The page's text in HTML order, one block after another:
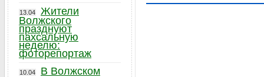
13.04
Жители
Волжского
празднуют
пахсальную
неделю:
фоторепортаж
10.04
В Волжском